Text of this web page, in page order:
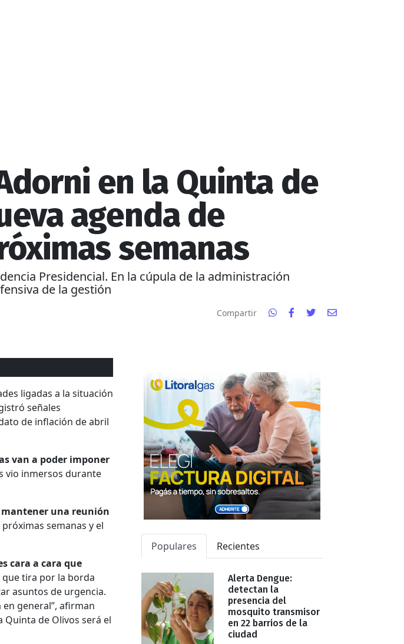
en la Quinta de
agenda de
semanas
Presidencial. En la cúpula de la administración
de la gestión
Compartir
ligadas a la situación
señales
de inflación de abril
van a poder imponer
vio inmersos durante
una reunión
semanas y el
cara a cara que
que tira por la borda
asuntos de urgencia.
en general”, afirman
de Olivos será el
Populares Recientes
Alerta Dengue:
detectan la
presencia del
mosquito transmisor
en 22 barrios de la
ciudad